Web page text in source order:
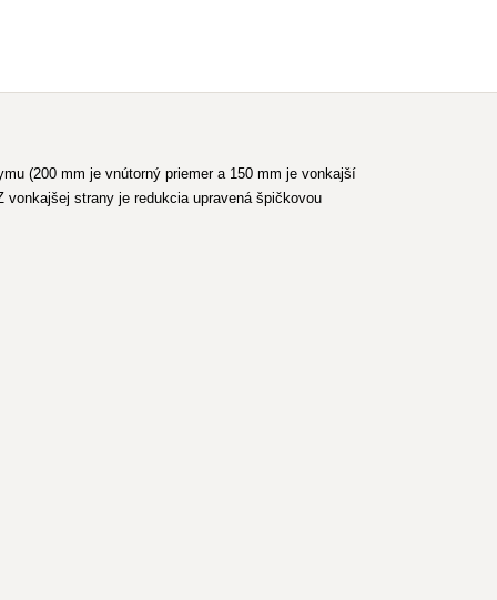
(200 mm je vnútorný priemer a 150 mm je vonkajší
strany je redukcia upravená špičkovou